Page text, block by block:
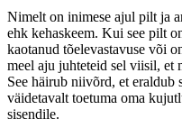
Nimelt on inimese ajul pilt ja
ehk kehaskeem. Kui see pilt
kaotanud tõelevastavuse või
meel aju juhteteid sel viisil, et
See häirub niivõrd, et eraldub
väidetavalt toetuma oma
sisendile.